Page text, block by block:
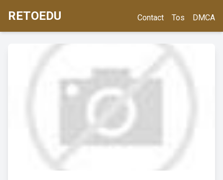
RETOEDU Contact Tos DMCA